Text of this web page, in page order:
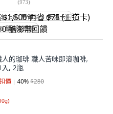
(973)
$1,500 再省 $75 (王道卡)
酷澎幣回饋
的珈琲 職人苦味即溶咖啡,
, 2瓶
價 40%$280
)